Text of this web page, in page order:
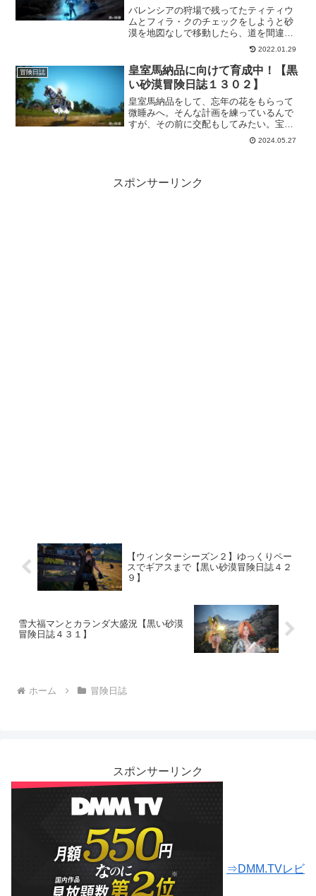
冒険日誌７４６】
バレンシアの狩場で残ってたティティウ
ムとフィラ・クのチェックをしようと砂
漠を地図なしで移動したら、道を間違え
たようで海にでましたｗびっくりしたも
のの綺麗だったので一旦落ち着いてか
ら、再スタートし狩場チェックも終わっ
たので、グラナに向かいます。
2022.01.29
冒険日誌
皇室馬納品に向けて育成中！【黒
い砂漠冒険日誌１３０２】
皇室馬納品をして、忘年の花をもらって
微睡みへ。そんな計画を練っているんで
すが、その前に交配もしてみたい。宝馬
も見てみたい！そんな欲望に駆られたの
でいろいろとやっていきますｗもちろん
2024.05.27
スポンサーリンク
【ウィンターシーズン２】ゆっくりペー
スでギアスまで【黒い砂漠冒険日誌４２
９】
雪大福マンとカランダ大盛況【黒い砂漠
冒険日誌４３１】
ホーム 冒険日誌
スポンサーリンク
⇒DMM.TVレビ